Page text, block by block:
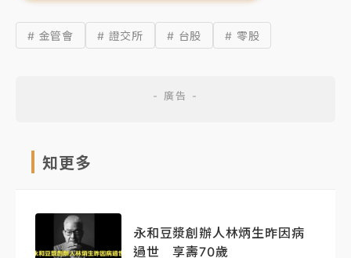
# 金管會 # 證交所 # 台股 # 零股
知更多
永和豆漿創辦人林炳生昨因病
過世 享壽70歲